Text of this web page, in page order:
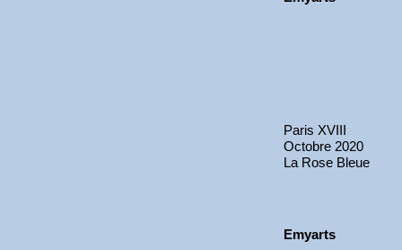
Paris XVIII
Octobre 2020
La Rose Bleue
Emyarts